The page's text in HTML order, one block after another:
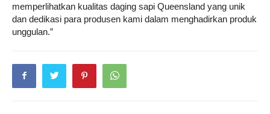
memperlihatkan kualitas daging sapi Queensland yang unik
dan dedikasi para produsen kami dalam menghadirkan produk
unggulan.”